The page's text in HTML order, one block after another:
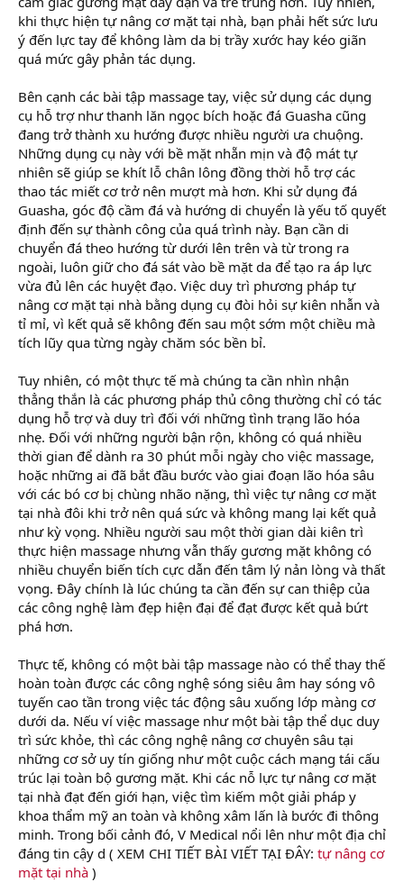
khi thực hiện tự nâng cơ mặt tại nhà, bạn phải hết sức lưu
ý đến lực tay để không làm da bị trầy xước hay kéo giãn
quá mức gây phản tác dụng.
Bên cạnh các bài tập massage tay, việc sử dụng các dụng
cụ hỗ trợ như thanh lăn ngọc bích hoặc đá Guasha cũng
đang trở thành xu hướng được nhiều người ưa chuộng.
Những dụng cụ này với bề mặt nhẵn mịn và độ mát tự
nhiên sẽ giúp se khít lỗ chân lông đồng thời hỗ trợ các
thao tác miết cơ trở nên mượt mà hơn. Khi sử dụng đá
Guasha, góc độ cầm đá và hướng di chuyển là yếu tố quyết
định đến sự thành công của quá trình này. Bạn cần di
chuyển đá theo hướng từ dưới lên trên và từ trong ra
ngoài, luôn giữ cho đá sát vào bề mặt da để tạo ra áp lực
vừa đủ lên các huyệt đạo. Việc duy trì phương pháp tự
nâng cơ mặt tại nhà bằng dụng cụ đòi hỏi sự kiên nhẫn và
tỉ mỉ, vì kết quả sẽ không đến sau một sớm một chiều mà
tích lũy qua từng ngày chăm sóc bền bỉ.
Tuy nhiên, có một thực tế mà chúng ta cần nhìn nhận
thẳng thắn là các phương pháp thủ công thường chỉ có tác
dụng hỗ trợ và duy trì đối với những tình trạng lão hóa
nhẹ. Đối với những người bận rộn, không có quá nhiều
thời gian để dành ra 30 phút mỗi ngày cho việc massage,
hoặc những ai đã bắt đầu bước vào giai đoạn lão hóa sâu
với các bó cơ bị chùng nhão nặng, thì việc tự nâng cơ mặt
tại nhà đôi khi trở nên quá sức và không mang lại kết quả
như kỳ vọng. Nhiều người sau một thời gian dài kiên trì
thực hiện massage nhưng vẫn thấy gương mặt không có
nhiều chuyển biến tích cực dẫn đến tâm lý nản lòng và thất
vọng. Đây chính là lúc chúng ta cần đến sự can thiệp của
các công nghệ làm đẹp hiện đại để đạt được kết quả bứt
phá hơn.
Thực tế, không có một bài tập massage nào có thể thay thế
hoàn toàn được các công nghệ sóng siêu âm hay sóng vô
tuyến cao tần trong việc tác động sâu xuống lớp màng cơ
dưới da. Nếu ví việc massage như một bài tập thể dục duy
trì sức khỏe, thì các công nghệ nâng cơ chuyên sâu tại
những cơ sở uy tín giống như một cuộc cách mạng tái cấu
trúc lại toàn bộ gương mặt. Khi các nỗ lực tự nâng cơ mặt
tại nhà đạt đến giới hạn, việc tìm kiếm một giải pháp y
khoa thẩm mỹ an toàn và không xâm lấn là bước đi thông
minh. Trong bối cảnh đó, V Medical nổi lên như một địa chỉ
đáng tin cậy d ( XEM CHI TIẾT BÀI VIẾT TẠI ĐÂY: tự nâng cơ
mặt tại nhà )